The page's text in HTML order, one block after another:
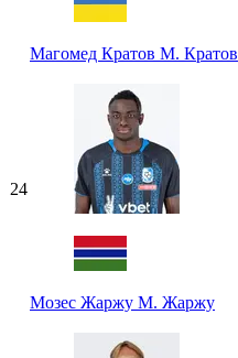
Магомед Кратов М. Кратов
24
Мозес Жаржу М. Жаржу